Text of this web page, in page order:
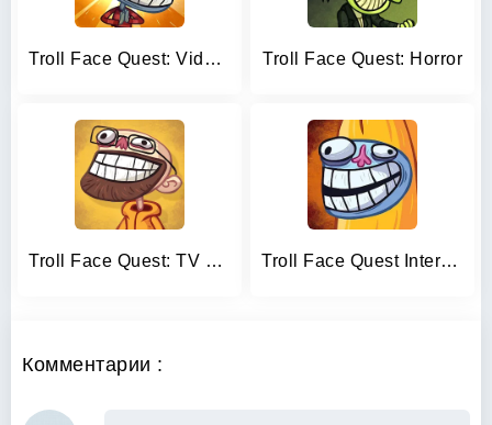
Troll Face Quest: Video Memes Troll Face Quest: Horror
Troll Face Quest: TV Shows Troll Face Quest Internet Meme
Комментарии :